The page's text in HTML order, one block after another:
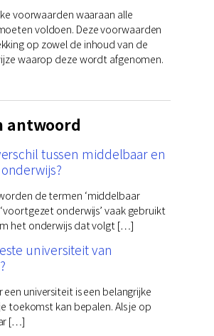
voorwaarden waaraan alle
voldoen. Deze voorwaarden
op zowel de inhoud van de
waarop deze wordt afgenomen.
antwoord
tussen middelbaar en
de termen ‘middelbaar
onderwijs’ vaak gebruikt
het onderwijs dat volgt […]
universiteit van
een universiteit is een belangrijke
toekomst kan bepalen. Als je op
[…]